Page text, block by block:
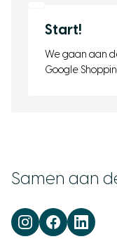
Start!
We gaan aan
Google
Samen aan